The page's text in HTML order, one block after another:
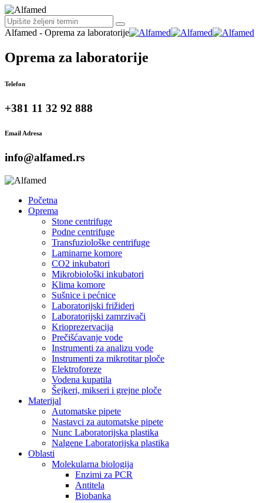
Alfamed - Oprema za laboratorije
Oprema za laboratorije
Telefon
+381 11 32 92 888
Email Adresa
info@alfamed.rs
Početna
Oprema
Stone centrifuge
Podne centrifuge
Transfuziološke centrifuge
Laminarne komore
CO2 inkubatori
Mikrobiološki inkubatori
Klima komore
Sušnice i pećnice
Laboratorijski frižideri
Laboratorijski zamrzivači
Krioprezervacija
Prečišćavanje vode
Instrumenti za analizu vode
Instrumenti za mikrotitar ploče
Elektroforeze
Vodena kupatila
Šejkeri, mikseri i grejne ploče
Materijal
Automatske pipete
Nastavci za automatske pipete
Nunc Laboratorijska plastika
Nalgene Laboratorijska plastika
Oblasti
Molekularna biologija
Enzimi za PCR
Antitela
Biobanka